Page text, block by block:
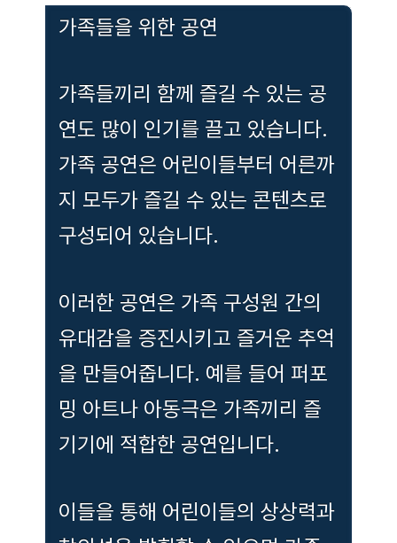
가족들을 위한 공연
가족들끼리 함께 즐길 수 있는 공
연도 많이 인기를 끌고 있습니다.
가족 공연은 어린이들부터 어른까
지 모두가 즐길 수 있는 콘텐츠로
구성되어 있습니다.
이러한 공연은 가족 구성원 간의
유대감을 증진시키고 즐거운 추억
을 만들어줍니다. 예를 들어 퍼포
밍 아트나 아동극은 가족끼리 즐
기기에 적합한 공연입니다.
이들을 통해 어린이들의 상상력과